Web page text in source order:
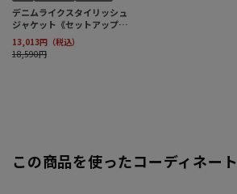
この商品を使ったコーディネート